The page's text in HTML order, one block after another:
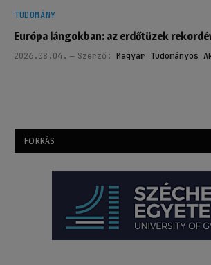
TUDOMÁNY
Európa lángokban: az erdőtüzek
2026.08.04. Szerző: Magyar Tudományos
FORRÁS